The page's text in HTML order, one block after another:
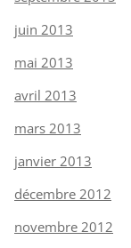
juin 2013
mai 2013
avril 2013
mars 2013
janvier 2013
décembre 2012
novembre 2012